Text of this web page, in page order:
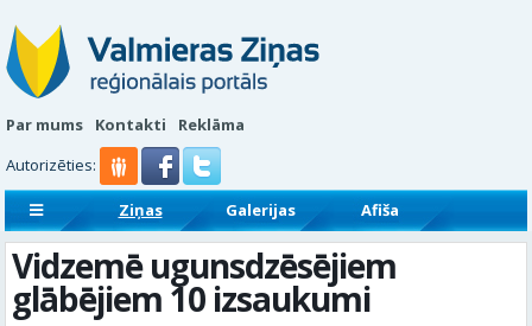
Par mums Kontakti
Reklāma
Autorizēties:
Ziņas Galerijas
Afiša
Sludinājumi
Reklāmraksti
Vidzemē ugunsdzēsējiem
glābējiem 10 izsaukumi